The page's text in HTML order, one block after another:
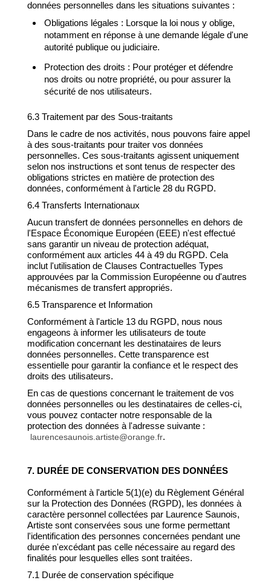
données personnelles dans les situations suivantes :
Obligations légales : Lorsque la loi nous y oblige,
notamment en réponse à une demande légale d'une
autorité publique ou judiciaire.
Protection des droits : Pour protéger et défendre
nos droits ou notre propriété, ou pour assurer la
sécurité de nos utilisateurs.
6.3 Traitement par des Sous-traitants
Dans le cadre de nos activités, nous pouvons faire appel
à des sous-traitants pour traiter vos données
personnelles. Ces sous-traitants agissent uniquement
selon nos instructions et sont tenus de respecter des
obligations strictes en matière de protection des
données, conformément à l'article 28 du RGPD.
6.4 Transferts Internationaux
Aucun transfert de données personnelles en dehors de
l'Espace Économique Européen (EEE) n'est effectué
sans garantir un niveau de protection adéquat,
conformément aux articles 44 à 49 du RGPD. Cela
inclut l'utilisation de Clauses Contractuelles Types
approuvées par la Commission Européenne ou d'autres
mécanismes de transfert appropriés.
6.5 Transparence et Information
Conformément à l'article 13 du RGPD, nous nous
engageons à informer les utilisateurs de toute
modification concernant les destinataires de leurs
données personnelles. Cette transparence est
essentielle pour garantir la confiance et le respect des
droits des utilisateurs.
En cas de questions concernant le traitement de vos
données personnelles ou les destinataires de celles-ci,
vous pouvez contacter notre responsable de la
protection des données à l'adresse suivante :
laurencesaunois.artiste@orange.fr.
7. DURÉE DE CONSERVATION DES DONNÉES
Conformément à l'article 5(1)(e) du Règlement Général
sur la Protection des Données (RGPD), les données à
caractère personnel collectées par Laurence Saunois,
Artiste sont conservées sous une forme permettant
l'identification des personnes concernées pendant une
durée n'excédant pas celle nécessaire au regard des
finalités pour lesquelles elles sont traitées.
7.1 Durée de conservation spécifique